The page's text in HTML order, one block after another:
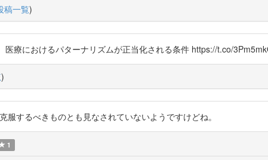
稿一覧)
医療におけるパターナリズムが正当化される条件 https://t.co/
)
するべきものとも見なされていないようですけどね。
1